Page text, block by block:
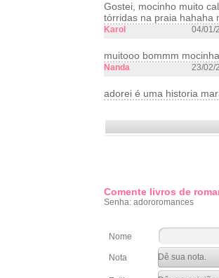
Gostei, mocinho muito
tórridas na praia hahaha
Karol 04/01/
muitooo bommm
Nanda 23/02/
adorei é uma historia
Comente livros de
Senha: adororomances
Nome
Nota